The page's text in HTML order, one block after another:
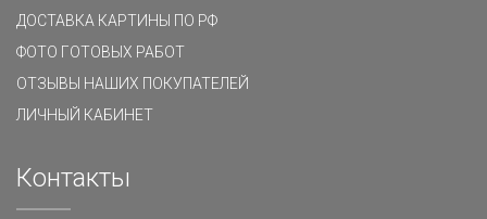
ДОСТАВКА КАРТИНЫ ПО РФ
ФОТО ГОТОВЫХ РАБОТ
ОТЗЫВЫ НАШИХ ПОКУПАТЕЛЕЙ
ЛИЧНЫЙ КАБИНЕТ
Контакты